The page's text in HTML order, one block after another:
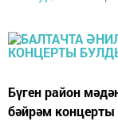
Бүген район
бәйрәм